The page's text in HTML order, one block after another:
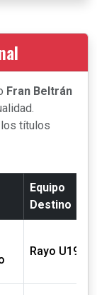
Fran Beltrán
títulos
Equipo
Destino
Rayo U19